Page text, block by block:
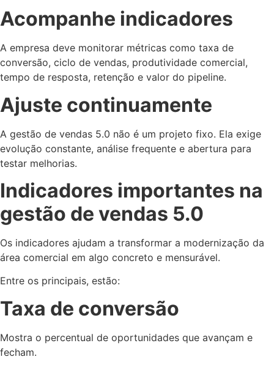
Acompanhe indicadores
A empresa deve monitorar métricas como taxa de
conversão, ciclo de vendas, produtividade comercial,
tempo de resposta, retenção e valor do pipeline.
Ajuste continuamente
A gestão de vendas 5.0 não é um projeto fixo. Ela exige
evolução constante, análise frequente e abertura para
testar melhorias.
Indicadores importantes na
gestão de vendas 5.0
Os indicadores ajudam a transformar a modernização da
área comercial em algo concreto e mensurável.
Entre os principais, estão:
Taxa de conversão
Mostra o percentual de oportunidades que avançam e
fecham.